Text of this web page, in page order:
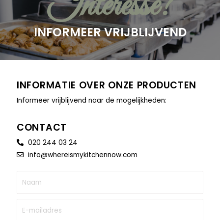
INFORMEER VRIJBLIJVEND
INFORMATIE OVER ONZE PRODUCTEN
Informeer vrijblijvend naar de mogelijkheden:
CONTACT
020 244 03 24
info@whereismykitchennow.com